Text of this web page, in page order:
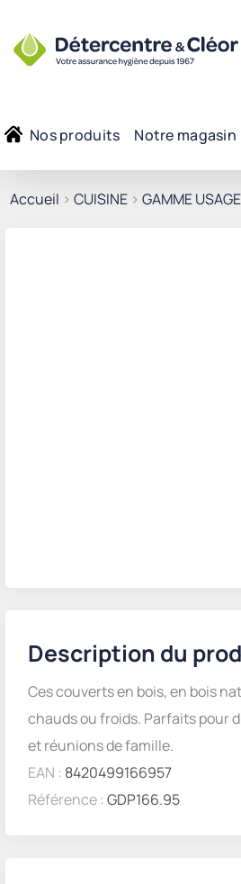
Nos produits Notre magasin
Accueil > CUISINE > GAMME
Description du
Ces couverts en bois, en bois
chauds ou froids. Parfaits pour
et réunions de famille.
EAN : 8420499166957
Référence : GDP166.95